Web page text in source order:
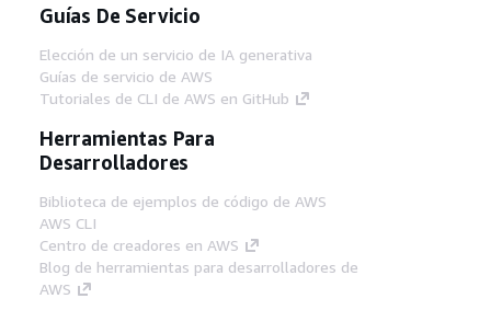
Guías De Servicio
Elección de un servicio de IA generativa
Guías de servicio de AWS
Tutoriales de CLI de AWS en GitHub
Herramientas Para
Desarrolladores
Biblioteca de ejemplos de código de AWS
AWS CLI
Centro de creadores en AWS
Blog de herramientas para desarrolladores de
AWS